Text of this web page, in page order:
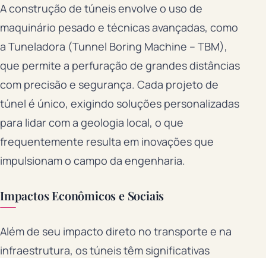
A construção de túneis envolve o uso de
maquinário pesado e técnicas avançadas, como
a Tuneladora (Tunnel Boring Machine – TBM),
que permite a perfuração de grandes distâncias
com precisão e segurança. Cada projeto de
túnel é único, exigindo soluções personalizadas
para lidar com a geologia local, o que
frequentemente resulta em inovações que
impulsionam o campo da engenharia.
Impactos Econômicos e Sociais
Além de seu impacto direto no transporte e na
infraestrutura, os túneis têm significativas